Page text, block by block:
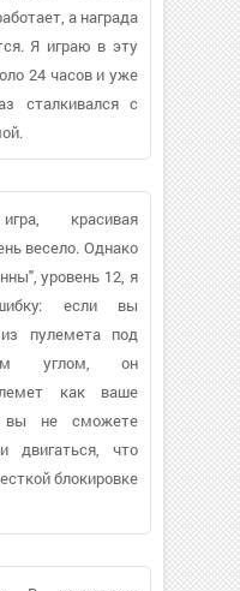
а награда
Я играю в эту
24 часов и уже
сталкивался с
красивая
весело. Однако
уровень 12, я
если вы
пулемета под
углом, он
как ваше
вы не сможете
двигаться, что
блокировке